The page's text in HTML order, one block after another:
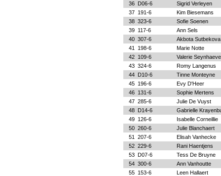
36
D06-6
Sigrid Verleyen
37
191-6
Kim Biesemans
38 323-6
Sofie Soenen
39
117-6
Ann Sels
40 307-6
Akbota Sutbekova
41
198-6
Marie Notte
42
109-6
Valerie Seynhaeve
43 324-6
Romy Langenus
44
D10-6
Tinne Monteyne
45
196-6
Evy D'Heer
46
131-6
Sophie Mertens
47 285-6
Julie De Vuyst
48
D14-6
Gabrielle
49
126-6
Isabelle Corneillie
50 260-6
Julie Blanchaert
51
207-6
Elisah Vanhecke
52 229-6
Rani Haentjens
53 D07-6
Tess De Bruyne
54 300-6
Ann Vanhoutte
55
153-6
Leen Hallaert